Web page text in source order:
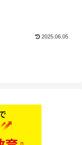
2025.06.05